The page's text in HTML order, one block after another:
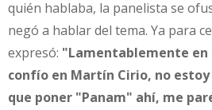
quién hablaba, la panelista se
negó a hablar del tema. Ya para
expresó: "Lamentablemente en
confío en Martín Cirio, no
que poner "Panam" ahí, me